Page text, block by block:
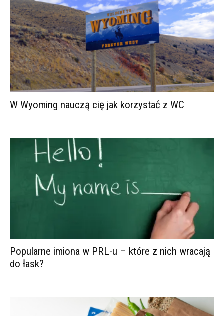
W Wyoming nauczą cię jak korzystać z WC
Popularne imiona w PRL-u – które z nich wracają
do łask?